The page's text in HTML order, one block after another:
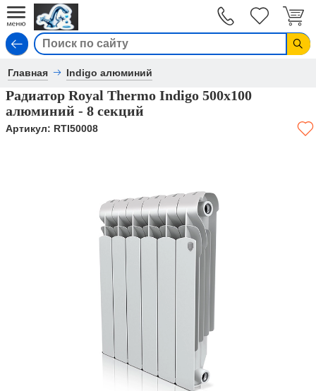
Главная Indigo алюминий
Радиатор Royal Thermo Indigo 500х100
алюминий - 8 секций
Артикул: RTI50008